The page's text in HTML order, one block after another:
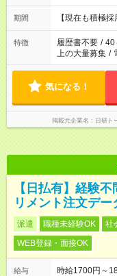
「余裕を持って
はプライベー
間と、もう1つ
場合は応募でき
期間 【現在も積極
特徴 履歴書不要 / 40
上の大量募集 /
気になる！
掲載元企業名 日研ト
【日払有】経験
リメント注文デ
派遣 職種未経験OK 社
WEB登録・面接OK
給与
時給1700円～